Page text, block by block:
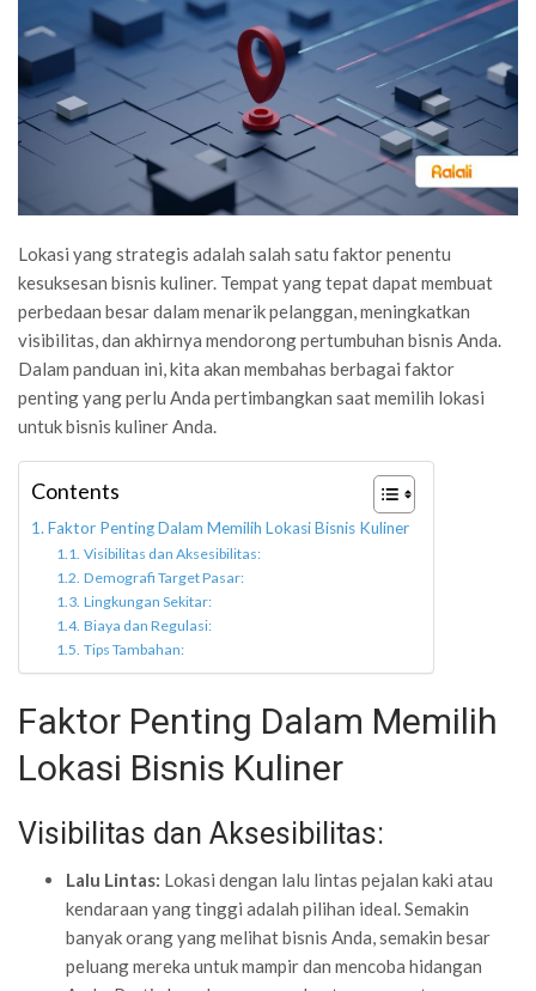
Lokasi yang strategis adalah salah satu faktor penentu
kesuksesan bisnis kuliner. Tempat yang tepat dapat membuat
perbedaan besar dalam menarik pelanggan, meningkatkan
visibilitas, dan akhirnya mendorong pertumbuhan bisnis Anda.
Dalam panduan ini, kita akan membahas berbagai faktor
penting yang perlu Anda pertimbangkan saat memilih lokasi
untuk bisnis kuliner Anda.
Contents
Faktor Penting Dalam Memilih Lokasi Bisnis Kuliner
Visibilitas dan Aksesibilitas:
Demografi Target Pasar:
Lingkungan Sekitar:
Biaya dan Regulasi:
Tips Tambahan:
Faktor Penting Dalam Memilih
Lokasi Bisnis Kuliner
Visibilitas dan Aksesibilitas:
Lalu Lintas: Lokasi dengan lalu lintas pejalan kaki atau
kendaraan yang tinggi adalah pilihan ideal. Semakin
banyak orang yang melihat bisnis Anda, semakin besar
peluang mereka untuk mampir dan mencoba hidangan